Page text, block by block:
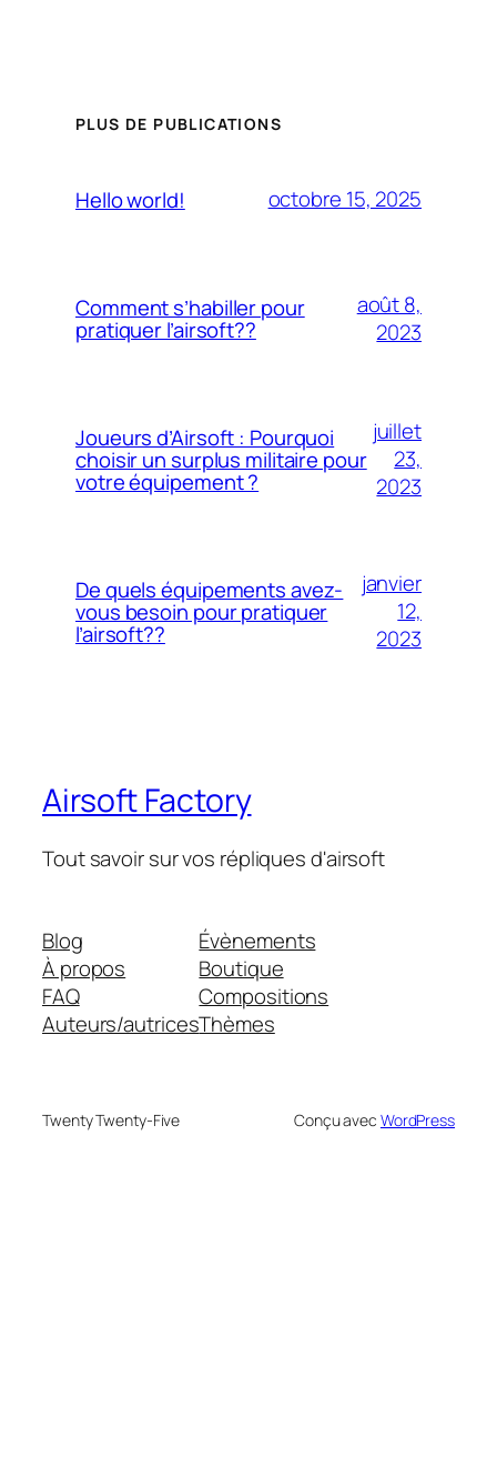
PLUS DE PUBLICATIONS
Hello world! octobre 15, 2025
Comment s’habiller pour
pratiquer l’airsoft??
août 8,
2023
Joueurs d’Airsoft : Pourquoi
choisir un surplus militaire pour
votre équipement ?
juillet
23,
2023
De quels équipements avez-
vous besoin pour pratiquer
l’airsoft??
janvier
12,
2023
Airsoft Factory
Tout savoir sur vos répliques d'airsoft
Blog
À propos
FAQ
Auteurs/autrices
Évènements
Boutique
Compositions
Thèmes
Twenty Twenty-Five Conçu avec WordPress